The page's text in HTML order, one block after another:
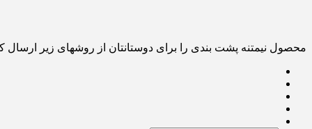
محصول نیمتنه پشت بندی را برای دوستانتان از روشهای زیر ارسال